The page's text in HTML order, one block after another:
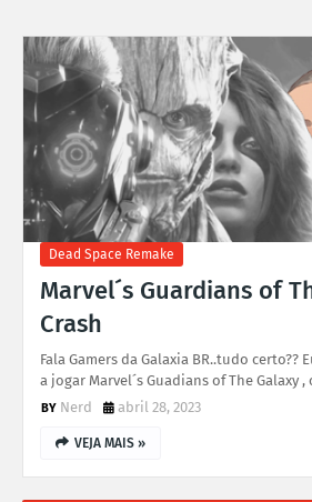
Dead Space Remake
Marvel´s Guardians of
Crash
Fala Gamers da Galaxia BR..tudo
a jogar Marvel´s Guadians of The Galaxy ,
Nerd
abril 28, 2023
VEJA MAIS »